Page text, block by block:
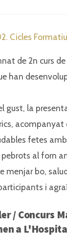
Cicles
de 2n curs
han
gust, la
acompanyat
fetes
al forn
menjar bo,
i
/ Concurs
a